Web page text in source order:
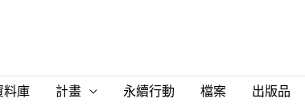
料庫 計畫 永續行動 檔案 出版品